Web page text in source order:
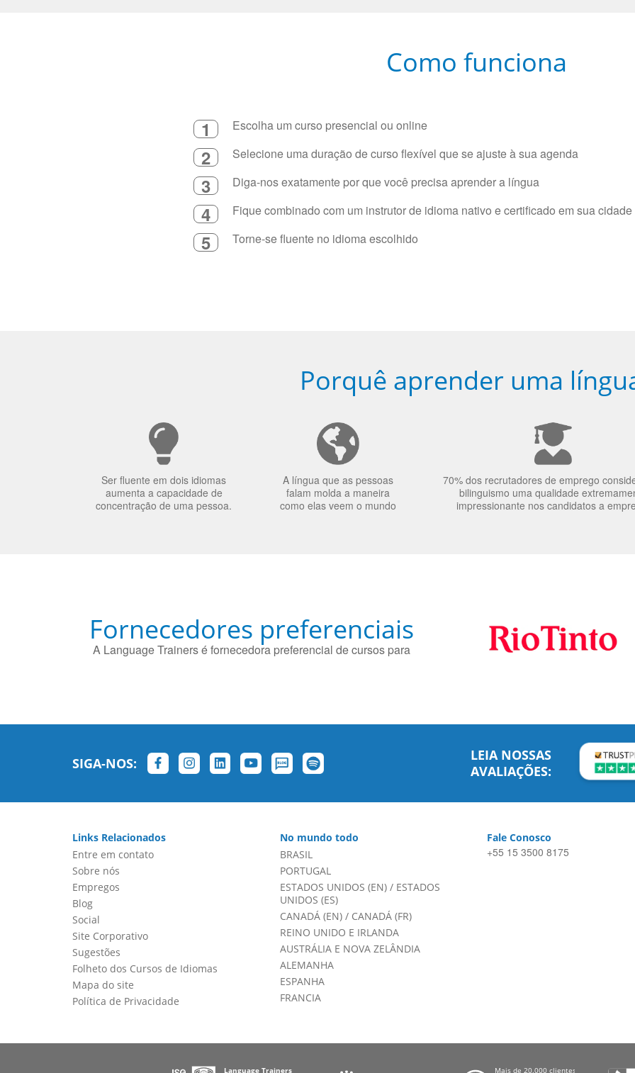
Como funciona
1 Escolha um curso presencial ou online
2 Selecione uma duração de curso flexível que se ajuste à sua agenda
3 Diga-nos exatamente por que você precisa aprender a língua
4 Fique combinado com um instrutor de idioma nativo e certificado em sua
5 Torne-se fluente no idioma escolhido
Porquê aprender uma
Ser fluente em dois idiomas
aumenta a capacidade de
concentração de uma pessoa.
A língua que as pessoas
falam molda a maneira
como elas veem o mundo
70% dos recrutadores de emprego
bilinguismo uma qualidade
impressionante nos candidatos a
Fornecedores preferenciais
A Language Trainers é fornecedora preferencial de cursos para
SIGA-NOS:
LEIA NOSSAS
AVALIAÇÕES:
Links Relacionados
Entre em contato
Sobre nós
Empregos
Blog
Social
Site Corporativo
Sugestões
Folheto dos Cursos de Idiomas
Mapa do site
Política de Privacidade
No mundo todo
BRASIL
PORTUGAL
ESTADOS UNIDOS (EN)/ ESTADOS
UNIDOS (ES)
CANADÁ (EN)/ CANADÁ (FR)
REINO UNIDO E IRLANDA
AUSTRÁLIA E NOVA ZELÂNDIA
ALEMANHA
ESPANHA
FRANCIA
Fale Conosco
+55 15 3500 8175